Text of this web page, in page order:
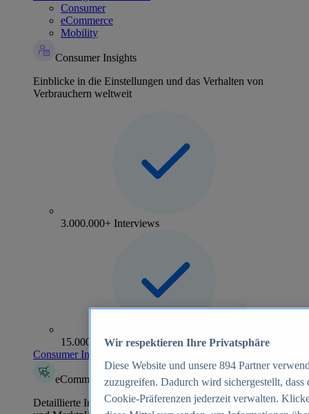
Consumer
eCommerce
Mobility
Consumer Insights
Einblicke in die Einstellungen und das Verhalten von
Verbrauchern weltweit
3.000.000+ Interviews
15.000+ Marken
Consumer Insights entdecken
eCommerce Insights
Detaillierte Informationen zu mehr als 39.000 Online-Shops
Wir respektieren Ihre Privatsphäre
Diese Website und unsere 894 Partner
zuzugreifen. Dadurch wird sichergestellt,
Cookie-Präferenzen jederzeit verwalten.